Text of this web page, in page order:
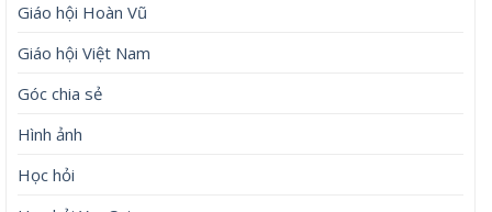
Giáo hội Hoàn Vũ
Giáo hội Việt Nam
Góc chia sẻ
Hình ảnh
Học hỏi